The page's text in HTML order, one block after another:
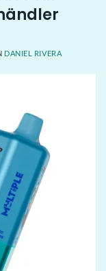
DANIEL RIVERA